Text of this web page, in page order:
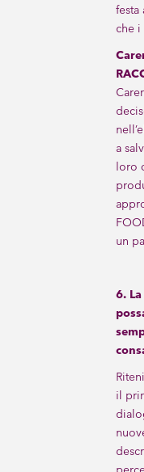
festa
che i
a
loro
un
6.
il